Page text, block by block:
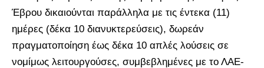
Έβρου δικαιούνται παράλληλα με τις έντεκα (11)
ημέρες (δέκα 10 διανυκτερεύσεις), δωρεάν
πραγματοποίηση έως δέκα 10 απλές λούσεις σε
νομίμως λειτουργούσες, συμβεβλημένες με το ΛΑΕ-